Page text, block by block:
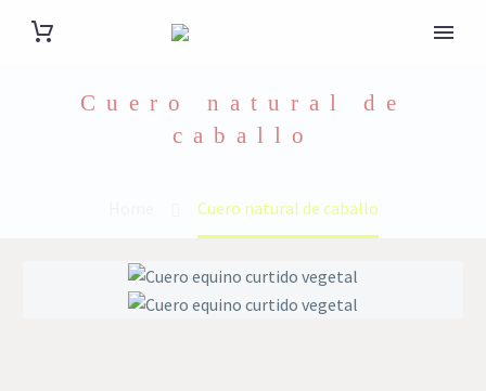
Cuero natural de
caballo
Cuero natural de caballo
Cuero
equino